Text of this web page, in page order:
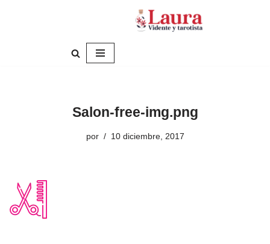
Salon-free-img.png
por 10 diciembre, 2017